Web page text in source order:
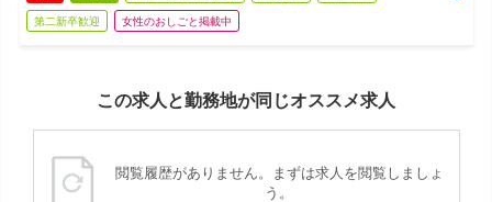
第二新卒歓迎 女性のおしごと掲載中
この求人と勤務地が同じオススメ求人
閲覧履歴がありません。まずは求人を閲覧しましょ
う。